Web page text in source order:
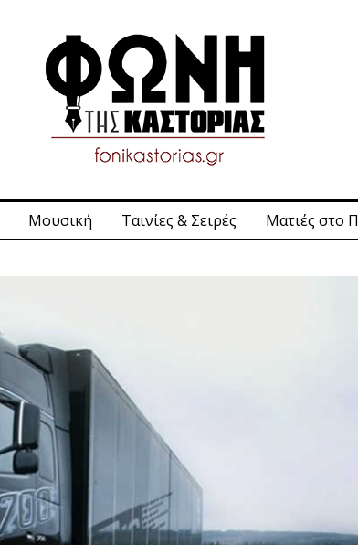
Μουσική Ταινίες & Σειρές Ματιές στο